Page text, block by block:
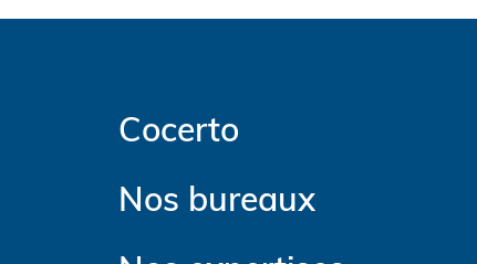
Cocerto
Nos bureaux